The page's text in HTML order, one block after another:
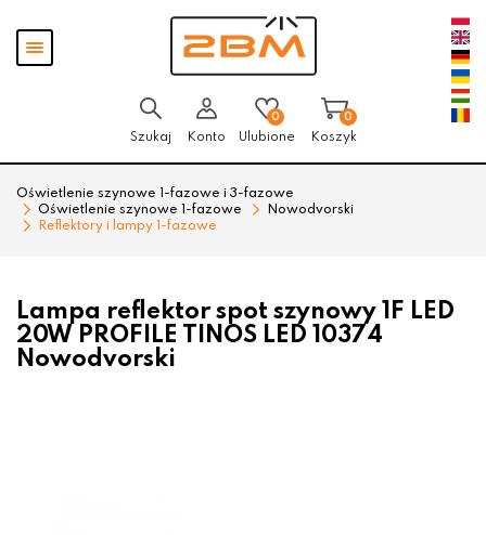
Pokaż
menu
Szukaj Konto
0
Ulubione
0
Koszyk
Oświetlenie szynowe 1-fazowe i 3-fazowe
Oświetlenie szynowe 1-fazowe
Nowodvorski
Reflektory i lampy 1-fazowe
Lampa reflektor spot szynowy 1F LED
20W PROFILE TINOS LED 10374
Nowodvorski